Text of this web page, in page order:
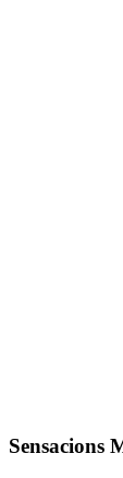
Sensacions